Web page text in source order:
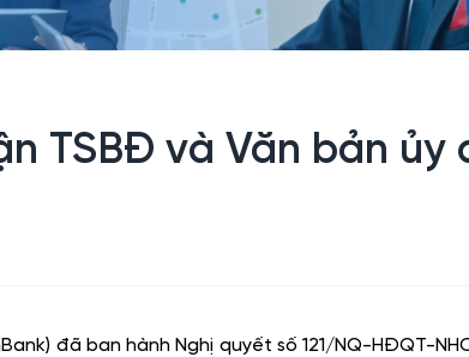
TSBĐ và Văn bản ủy
đã ban hành Nghị quyết số 121/NQ-HĐQT-